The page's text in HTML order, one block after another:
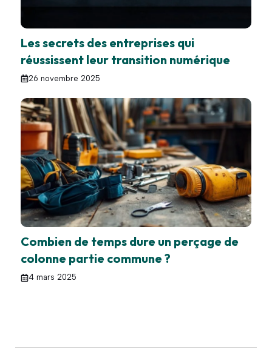
Les secrets des entreprises qui
réussissent leur transition numérique
26 novembre 2025
Combien de temps dure un perçage de
colonne partie commune ?
4 mars 2025